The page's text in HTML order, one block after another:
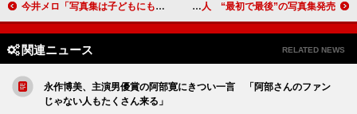
今井メロ「写真集は子どもにも見せる」 「女優への道を切り開いていきたい」 綾野剛、握手会にファン２２００人 “最初で最後”の写真集発売
関連ニュース RELATED NEWS
永作博美、主演男優賞の阿部寛にきつい一言 「阿部さんのファン
じゃない人もたくさん来る」